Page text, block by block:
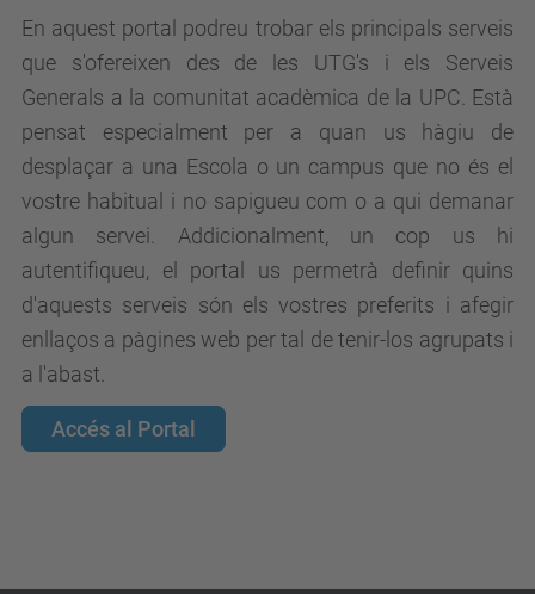
En aquest portal podreu trobar els principals serveis
que s'ofereixen des de les UTG's i els Serveis
Generals a la comunitat acadèmica de la UPC. Està
pensat especialment per a quan us hàgiu de
desplaçar a una Escola o un campus que no és el
vostre habitual i no sapigueu com o a qui demanar
algun servei. Addicionalment, un cop us hi
autentifiqueu, el portal us permetrà definir quins
d'aquests serveis són els vostres preferits i afegir
enllaços a pàgines web per tal de tenir-los agrupats i
a l'abast.
Accés al Portal